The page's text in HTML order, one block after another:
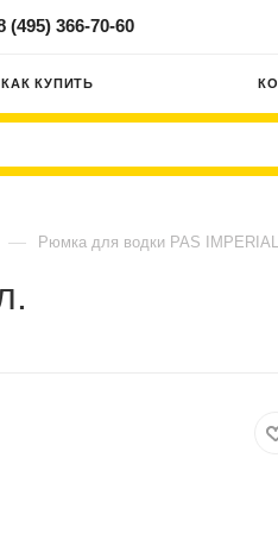
(495) 366-70-60
КАК КУПИТЬ
— Рюмка для водки PAS